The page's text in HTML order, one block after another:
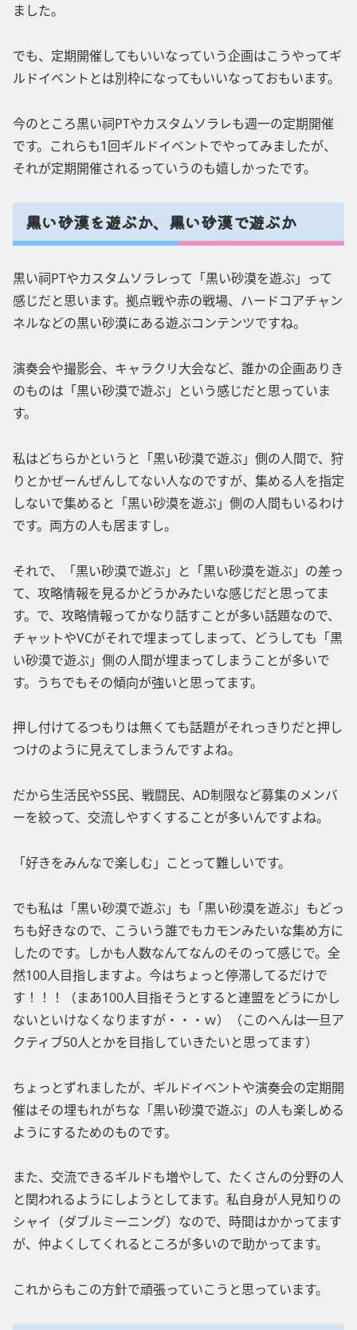
ました。
でも、定期開催してもいいなっていう企画はこうやってギ
ルドイベントとは別枠になってもいいなっておもいます。
今のところ黒い祠PTやカスタムソラレも週一の定期開催
です。これらも1回ギルドイベントでやってみましたが、
それが定期開催されるっていうのも嬉しかったです。
黒い砂漠を遊ぶか、黒い砂漠で遊ぶか
黒い祠PTやカスタムソラレって「黒い砂漠を遊ぶ」って
感じだと思います。拠点戦や赤の戦場、ハードコアチャン
ネルなどの黒い砂漠にある遊ぶコンテンツですね。
演奏会や撮影会、キャラクリ大会など、誰かの企画ありき
のものは「黒い砂漠で遊ぶ」という感じだと思っていま
す。
私はどちらかというと「黒い砂漠で遊ぶ」側の人間で、狩
りとかぜーんぜんしてない人なのですが、集める人を指定
しないで集めると「黒い砂漠を遊ぶ」側の人間もいるわけ
です。両方の人も居ますし。
それで、「黒い砂漠で遊ぶ」と「黒い砂漠を遊ぶ」の差っ
て、攻略情報を見るかどうかみたいな感じだと思ってま
す。で、攻略情報ってかなり話すことが多い話題なので、
チャットやVCがそれで埋まってしまって、どうしても「黒
い砂漠で遊ぶ」側の人間が埋まってしまうことが多いで
す。うちでもその傾向が強いと思ってます。
押し付けてるつもりは無くても話題がそれっきりだと押し
つけのように見えてしまうんですよね。
だから生活民やSS民、戦闘民、AD制限など募集のメンバ
ーを絞って、交流しやすくすることが多いんですよね。
「好きをみんなで楽しむ」ことって難しいです。
でも私は「黒い砂漠で遊ぶ」も「黒い砂漠を遊ぶ」もどっ
ちも好きなので、こういう誰でもカモンみたいな集め方に
したのです。しかも人数なんてなんのそのって感じで。全
然100人目指しますよ。今はちょっと停滞してるだけで
す！！！（まあ100人目指そうとすると連盟をどうにかし
ないといけなくなりますが・・・ｗ）（このへんは一旦ア
クティブ50人とかを目指していきたいと思ってます）
ちょっとずれましたが、ギルドイベントや演奏会の定期開
催はその埋もれがちな「黒い砂漠で遊ぶ」の人も楽しめる
ようにするためのものです。
また、交流できるギルドも増やして、たくさんの分野の人
と関われるようにしようとしてます。私自身が人見知りの
シャイ（ダブルミーニング）なので、時間はかかってます
が、仲よくしてくれるところが多いので助かってます。
これからもこの方針で頑張っていこうと思っています。